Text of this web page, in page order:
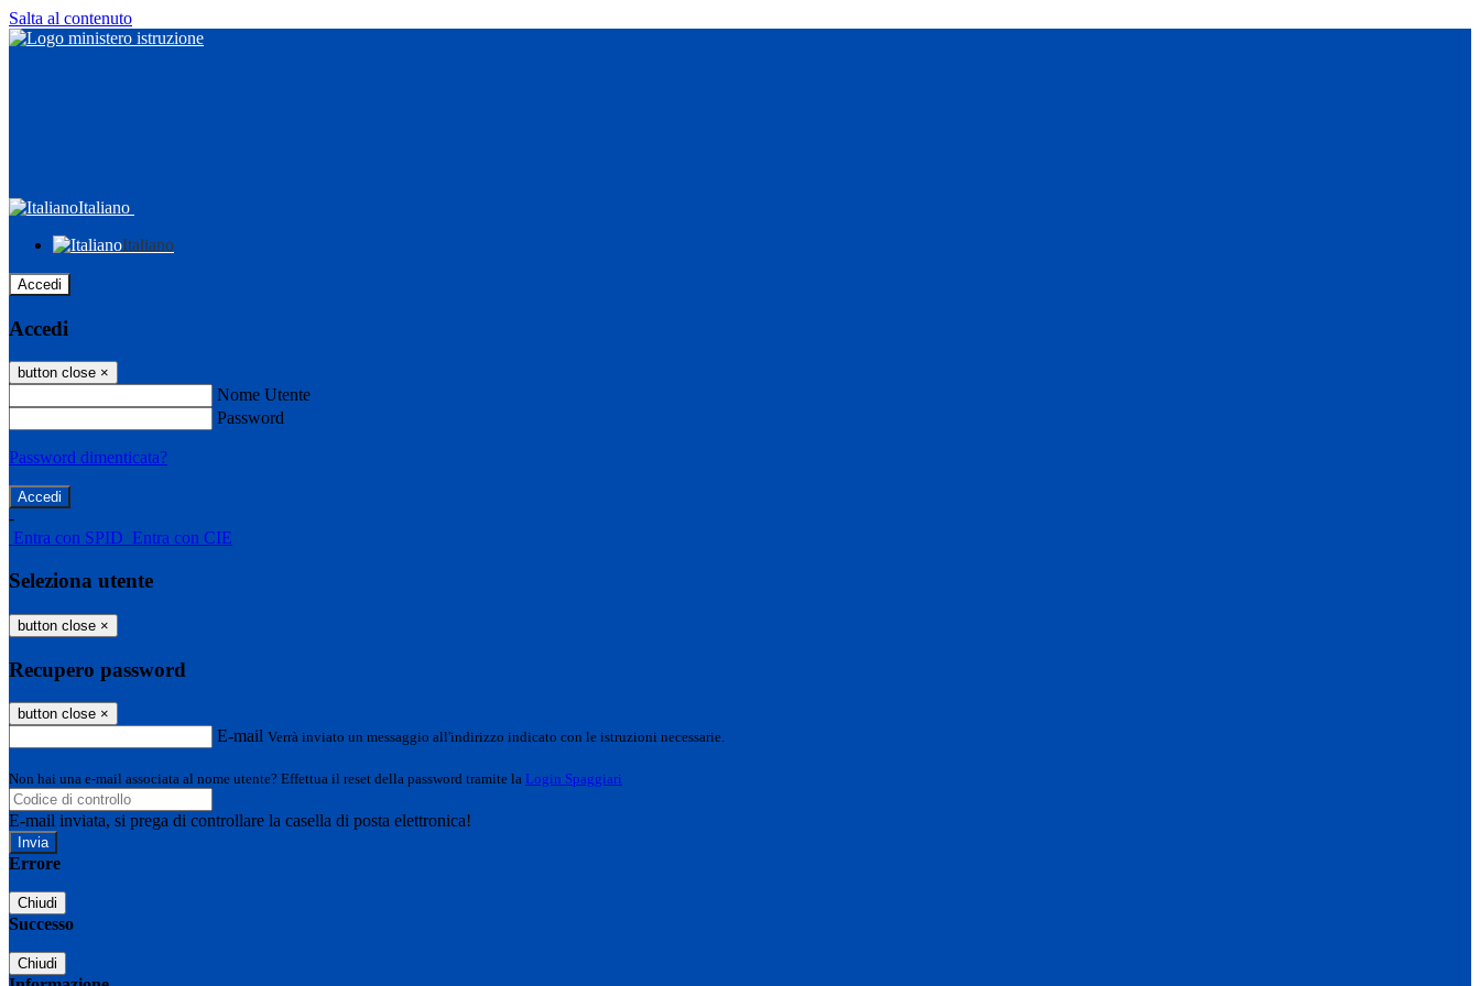
Salta al contenuto
Italiano
Italiano
Accedi
Accedi
button close ×
Nome Utente
Password
Password dimenticata?
-
Entra con SPID Entra con CIE
Seleziona utente
button close ×
Recupero password
button close ×
E-mail Verrà inviato un messaggio all'indirizzo indicato con le istruzioni necessarie.
Non hai una e-mail associata al nome utente? Effettua il reset della password tramite la Login Spaggiari
E-mail inviata, si prega di controllare la casella di posta elettronica!
Errore
Chiudi
Successo
Chiudi